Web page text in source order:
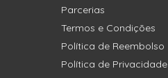
Parcerias
Termos e Condições
Política de Reembolso
Política de Privacidade